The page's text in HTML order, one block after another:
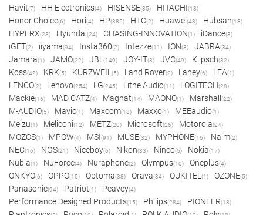
Havit(7) HH Electronics(4) HISENSE(35) HITACHI(13)
Honor Choice(6) Hori(4) HP(385) HTC(2) Huawei(48) Hubsan(18)
HYPERX(23) Hyundai(24) CHASING-INNOVATION(1) iDance(3)
iGET(2) iiyama(94) Insta360(2) Intezze(11) ION(3) JABRA(34)
Jamara(1) JAMO(22) JBL (149) JOY-IT(3) JVC(49) Klipsch(32)
Koss(42) KRK(5) KURZWEIL (5) Land Rover(2) Laney(6) LEA(1)
LENCO(2) Lenovo(254) LG(245) Lithe Audio(11) LOGITECH(28)
Mackie(16) MAD CATZ(4) Magnat(14) MAONO(1) Marshall (22)
M-AUDIO(5) Mavic(1) Maxcom(18) Maxxo(1) MEEaudio(1)
Meizu(1) Meliconi(12) METZ(20) Microsoft(26) Motorola(24)
MOZOS(1) MPOW(4) MSI(91) MUSE(32) MYPHONE(16) Naim(2)
NEC(16) NGS(21) Niceboy(6) Nikon(33) Ninco(5) Nokia(17)
Nubia(1) NuForce(4) Nuraphone(2) Olympus(10) Oneplus(4)
ONKYO(6) OPPO(15) Optoma(38) Orava(34) OUKITEL (1) OZONE(5)
Panasonic(94) Patriot(1) Peavey(4)
Performance Designed Products(15) Philips(284) PIONEER(18)